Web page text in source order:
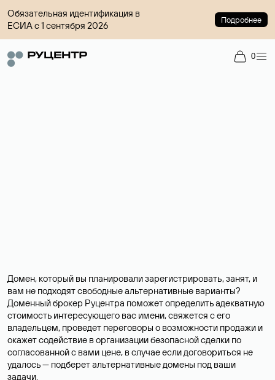
Обязательная идентификация в
ЕСИА с 1 сентября 2026
Подробнее
0
Домен, который вы планировали зарегистрировать, занят, и
вам не подходят свободные альтернативные варианты?
Доменный брокер Руцентра поможет определить адекватную
стоимость интересующего вас имени, свяжется с его
владельцем, проведет переговоры о возможности продажи и
окажет содействие в организации безопасной сделки по
согласованной с вами цене, в случае если договориться не
удалось — подберет альтернативные домены под ваши
задачи.